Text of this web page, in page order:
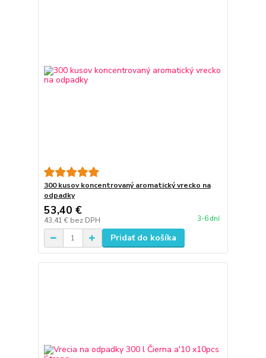
300 kusov koncentrovaný aromatický vrecko na
odpadky
53,40 €
43,41 € bez DPH 3-6 dní
Pridať do košíka